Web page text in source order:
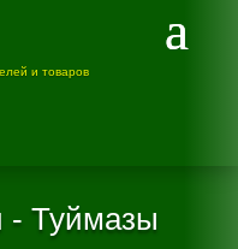
и товаров
- Туймазы